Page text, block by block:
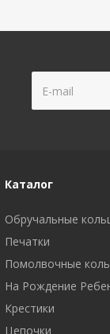
Каталог
Обручальные
Печатки
Помолвочные
На Рождение
Крестики
Цепочки